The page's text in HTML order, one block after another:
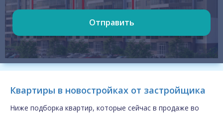
Отправить
Квартиры в новостройках от застройщика
Ниже подборка квартир, которые сейчас в продаже во